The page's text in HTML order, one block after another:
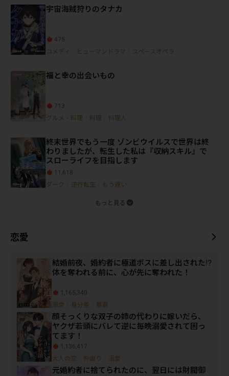
宇宙海賊狩りのタナカ
475
コメディ ヒューマンドラマ スペースオペラ
福と幸の出会いもの
713
グルメ・料理 料理 料理人
終末世界でもう一度 ゾンビウイルスで世界は終
わりましたが、転生した私は『収納スキル』で
スローライフを目指します
11,618
ダーク 逆行転生 もう遅い
もっと見る
恋愛
結婚前夜、婚約者に極道ボスに差し出された!?
体を奪われる前に、心が先に奪われた！
1,165,340
溺愛 身分差 暴君
顔そっくりな双子の姉の代わりに嫁いだら、
ヤクザ若頭にバレて逆に毎晩溺愛されて困っ
てます！
1,136,417
大人の恋 仲直り 溺愛
元婚約者に捨てられたのに、翌日には財閥御